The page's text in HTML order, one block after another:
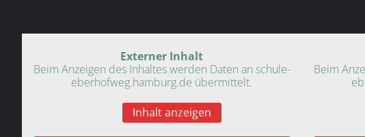
Externer Inhalt
Beim Anzeigen des Inhaltes werden Daten an schule-
eberhofweg.hamburg.de übermittelt.
Inhalt anzeigen
Beim